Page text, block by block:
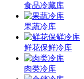
食品冷藏库
果蔬冷库
鲜花保鲜冷库
肉类冷库